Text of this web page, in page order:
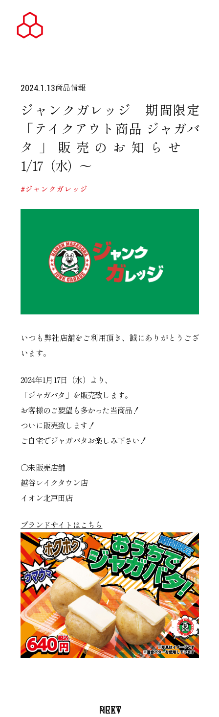
2024.1.13商品情報
ジャンクガレッジ 期間限定
「テイクアウト商品 ジャガバ
タ」販売のお知らせ
1/17（水）～
#ジャンクガレッジ
いつも弊社店舗をご利用頂き、誠にありがとうござ
います。
2024年1月17日（水）より、
「ジャガバタ」を販売致します。
お客様のご要望も多かった当商品！
ついに販売致します！
ご自宅でジャガバタお楽しみ下さい！
〇未販売店舗
越谷レイクタウン店
イオン北戸田店
ブランドサイトはこちら
PREV
NEXT